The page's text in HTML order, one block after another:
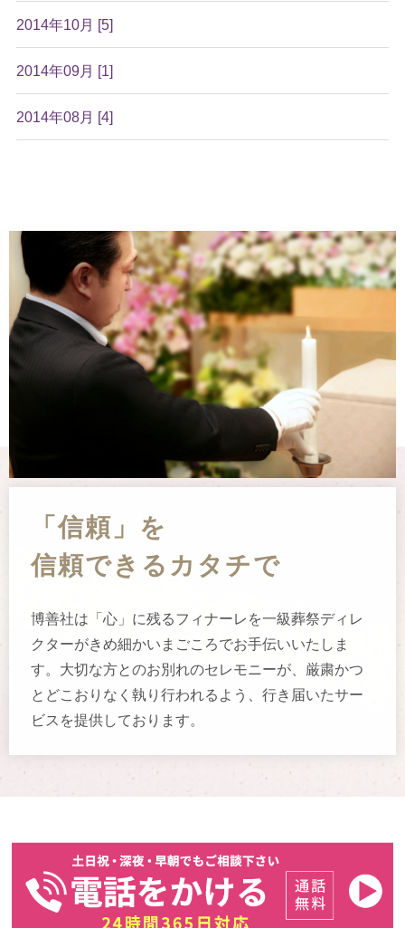
2014年10月 [5]
2014年09月 [1]
2014年08月 [4]
「信頼」を
信頼できるカタチで
博善社は「心」に残るフィナーレを一級葬祭ディレ
クターがきめ細かい まごころでお手伝いいたしま
す。大切な方とのお別れのセレモニーが、厳粛かつ
とどこおりなく執り行われるよう、行き届いたサー
ビスを提供しております。